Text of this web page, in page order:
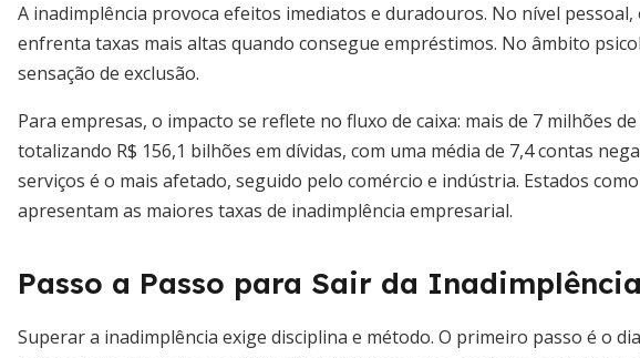
A inadimplência provoca efeitos imediatos e duradouros. No nível
enfrenta taxas mais altas quando consegue empréstimos. No âmbito
sensação de exclusão.
Para empresas, o impacto se reflete no fluxo de caixa: mais de 7 milhões
totalizando R$ 156,1 bilhões em dívidas, com uma média de 7,4 contas
serviços é o mais afetado, seguido pelo comércio e indústria. Estados
apresentam as maiores taxas de inadimplência empresarial.
Passo a Passo para Sair da Inadimplência
Superar a inadimplência exige disciplina e método. O primeiro passo é o